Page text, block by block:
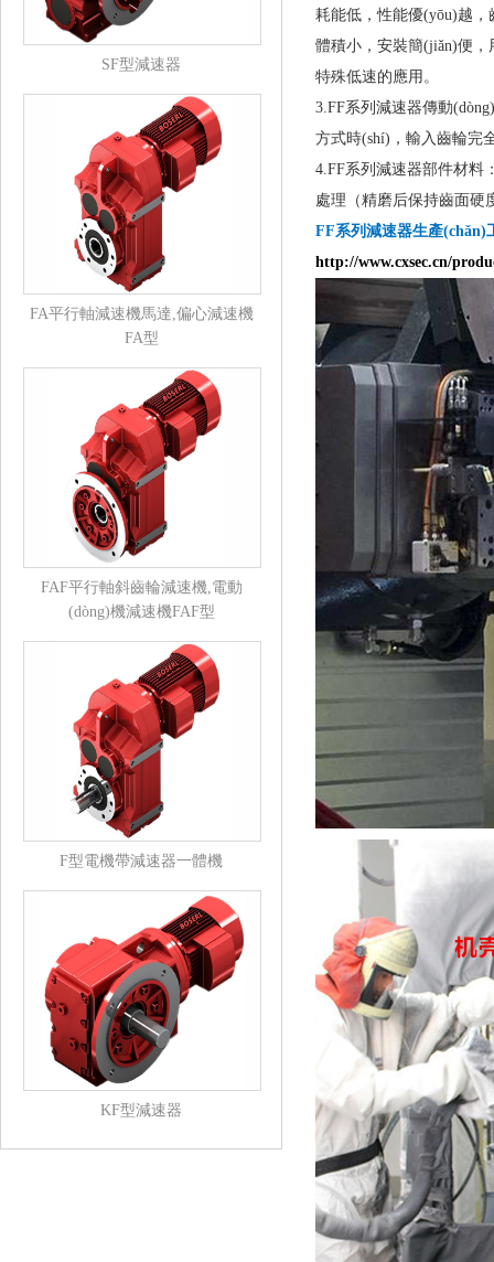
SF型減速器
FA平行軸減速機馬達,偏心減速機
FA型
FAF平行軸斜齒輪減速機,電動
(dòng)機減速機FAF型
F型電機帶減速器一體機
KF型減速器
耗能低，性能優(yōu)越
體積小，安裝簡(jiǎn)便
特殊低速的應用。
3.FF系列減速器傳動(dòng)
方式時(shí)，輸入齒輪
4.FF系列減速器部件材料
處理（精磨后保持齒面硬
FF系列減速器生產(chǎn)
http://www.cxsec.cn/